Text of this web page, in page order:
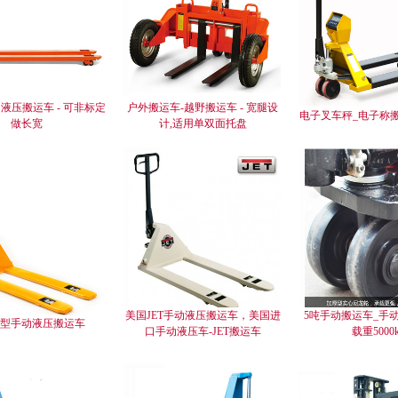
压搬运车 - 可非标定
做长宽
户外搬运车-越野搬运车 - 宽腿设
计,适用单双面托盘
电子叉车秤_电子称
手动液压搬运车
美国JET手动液压搬运车，美国进
口手动液压车-JET搬运车
5吨手动搬运车_手
载重